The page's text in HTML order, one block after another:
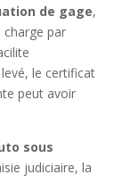
de gage,
par
le certificat
peut avoir
sous
judiciaire, la